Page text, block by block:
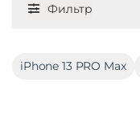
Фильтр
iPhone 13 PRO Max